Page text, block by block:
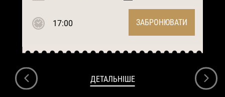
17:00 ЗАБРОНЮВАТИ
ДЕТАЛЬНІШЕ